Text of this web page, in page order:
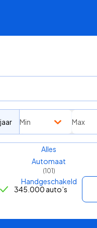
Min Max
Alles
Automaat
(101)
Handgeschakeld
345.000 auto’s